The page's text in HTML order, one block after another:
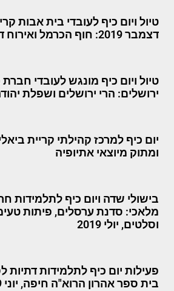
טיול ויום כיף לעובדי בית אבות
דצמבר 2019: חוף הכרמל ואירוח דרוזי
טיול ויום כיף מונגש לעובדי
ירושלים: הרי ירושלים ושפלת יהודה,
יום כיף למרכז קהילתי קריית
ומתוק מיוצאי אתיופיה
בישולי שדה ויום כיף לתלמידות
מלאכי: סדנת ערסלים, פיתות
וסלטים, יולי 2019
פעילות יום כיף לתלמידות
בית ספר אהרון הרוא"ה חיפה, יוני 2019